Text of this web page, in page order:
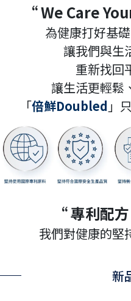
“ We Care
為健康打好基
讓我們與生
重新找回
讓生活更輕鬆
「倍鮮Doubled 」
“ 專利配
我們對健康的堅
新